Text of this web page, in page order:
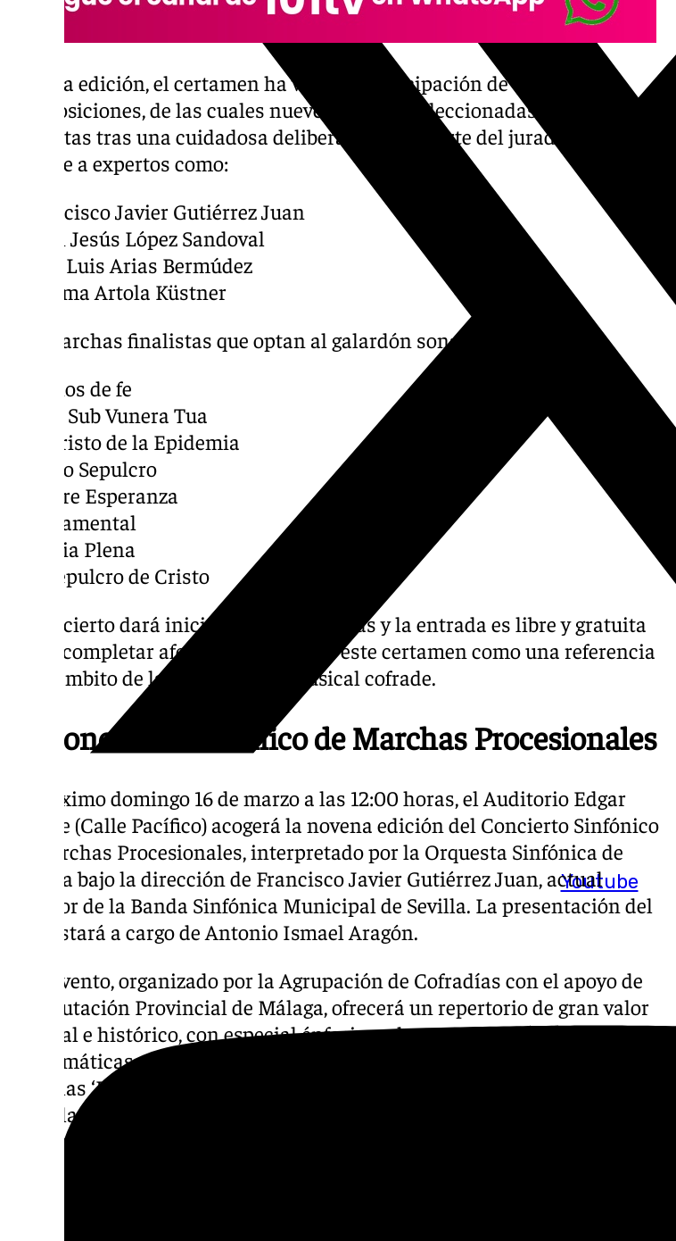
Youtube
En esta edición, el certamen ha visto la participación de 44
composiciones, de las cuales nueve han sido seleccionadas como
finalistas tras una cuidadosa deliberación por parte del jurado, que
incluye a expertos como:
– Francisco Javier Gutiérrez Juan
– Juan Jesús López Sandoval
– José Luis Arias Bermúdez
– Paloma Artola Küstner
Las marchas finalistas que optan al galardón son:
– Tronos de fe
– Lilia Sub Vunera Tua
– Al Cristo de la Epidemia
– Santo Sepulcro
– Madre Esperanza
– Sacramental
– Gratia Plena
– El Sepulcro de Cristo
El concierto dará inicio a las 20:00 horas y la entrada es libre y gratuita
hasta completar aforo, consolidando este certamen como una referencia
en el ámbito de la composición musical cofrade.
IX Concierto Sinfónico de Marchas Procesionales
El próximo domingo 16 de marzo a las 12:00 horas, el Auditorio Edgar
Neville (Calle Pacífico) acogerá la novena edición del Concierto Sinfónico
de Marchas Procesionales, interpretado por la Orquesta Sinfónica de
Málaga bajo la dirección de Francisco Javier Gutiérrez Juan, actual
director de la Banda Sinfónica Municipal de Sevilla. La presentación del
acto estará a cargo de Antonio Ismael Aragón.
Este evento, organizado por la Agrupación de Cofradías con el apoyo de
la Diputación Provincial de Málaga, ofrecerá un repertorio de gran valor
musical e histórico, con especial énfasis en la recuperación de piezas
emblemáticas y aniversarios destacados. Entre ellas, resaltan las
marchas ‘La Estrella Sublime’ y ‘Mektub’, que celebran su centenario, así
como la recuperación de ‘Pregón del Rescate’ (1988) de Perfecto Artola,
adaptada para orquesta por Ernesto Aurignac.